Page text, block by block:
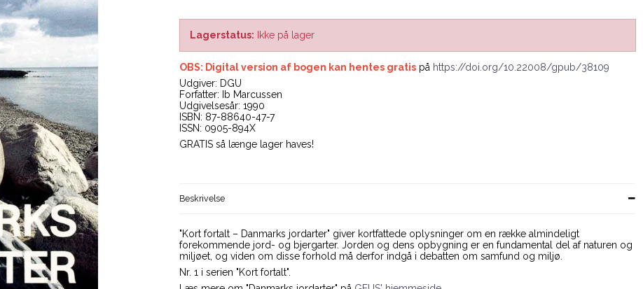
Lagerstatus: Ikke på lager
OBS: Digital version af bogen kan hentes gratis på https://doi.org/10.22008/gpub/38109
Udgiver: DGU
Forfatter: Ib Marcussen
Udgivelsesår: 1990
ISBN: 87-88640-47-7
ISSN: 0905-894X
GRATIS så længe lager haves!
Beskrivelse
"Kort fortalt – Danmarks jordarter" giver kortfattede oplysninger om en række almindeligt
forekommende jord- og bjergarter. Jorden og dens opbygning er en fundamental del af naturen og
miljøet, og viden om disse forhold må derfor indgå i debatten om samfund og miljø.
Nr. 1 i serien "Kort fortalt".